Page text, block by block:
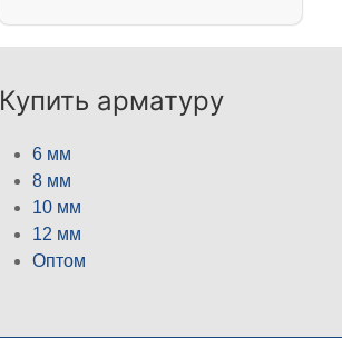
Купить арматуру
6 мм
8 мм
10 мм
12 мм
Оптом